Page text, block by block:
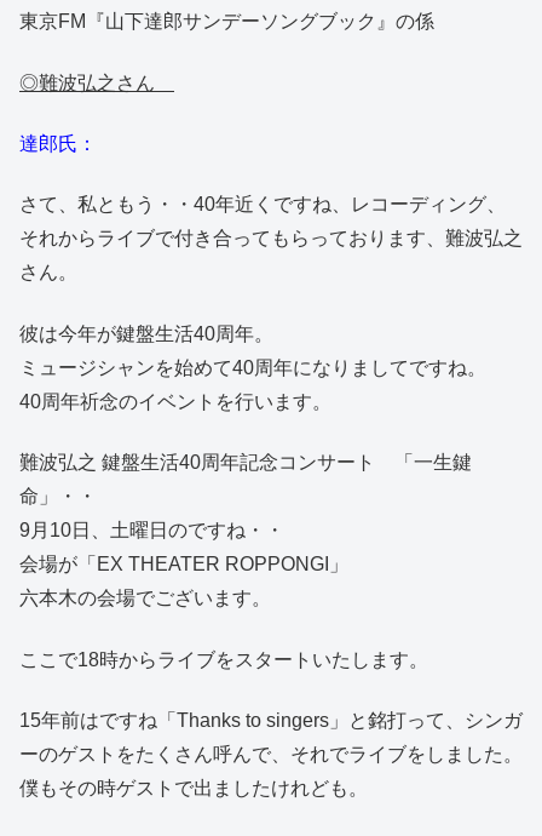
東京FM『山下達郎サンデーソングブック』の係
◎難波弘之さん
達郎氏：
さて、私ともう・・40年近くですね、レコーディング、
それからライブで付き合ってもらっております、難波弘之
さん。
彼は今年が鍵盤生活40周年。
ミュージシャンを始めて40周年になりましてですね。
40周年祈念のイベントを行います。
難波弘之 鍵盤生活40周年記念コンサート 「一生鍵
命」・・
9月10日、土曜日のですね・・
会場が「EX THEATER ROPPONGI」
六本木の会場でございます。
ここで18時からライブをスタートいたします。
15年前はですね「Thanks to singers」と銘打って、シンガ
ーのゲストをたくさん呼んで、それでライブをしました。
僕もその時ゲストで出ましたけれども。